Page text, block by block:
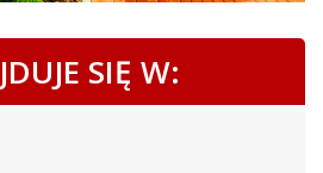
SIĘ W: